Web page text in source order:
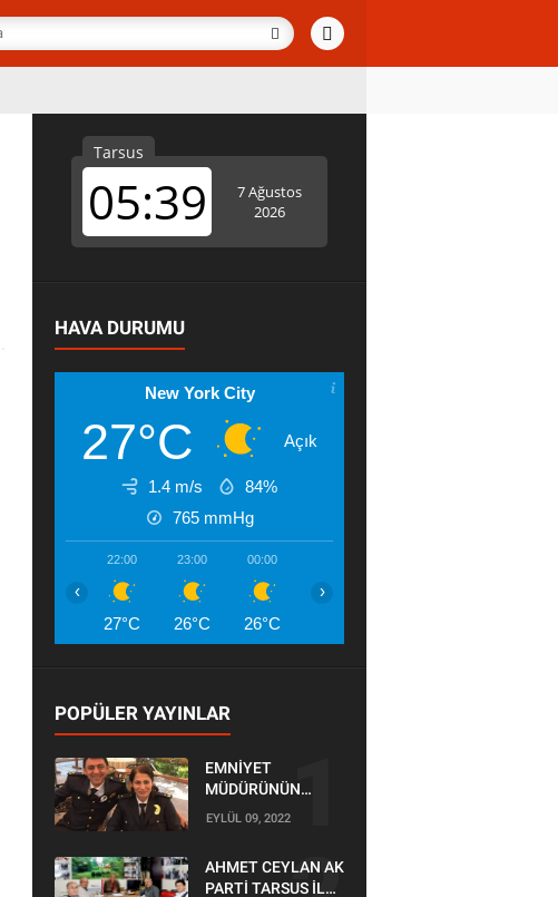
HAVA DURUMU
New York City
27°C Açık
1.4 m/s
84%
765 mmHg
22:00
27°C
23:00
26°C
00:00
26°C
‹ ›
POPÜLER YAYINLAR
EMNİYET
MÜDÜRÜNÜN
OĞLU KAZADA
EYLÜL 09, 2022
AHMET CEYLAN AK
PARTİ TARSUS İLÇE